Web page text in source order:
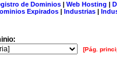
de Dominios| Web Hosting |
Expirados | Industrias |
[Pág.